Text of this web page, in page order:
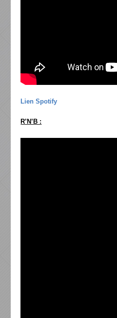
Lien Spotify
R’N’B :